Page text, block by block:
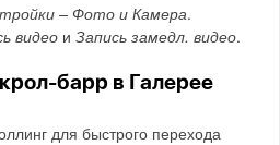
– Фото и Камера.
видео иЗапись замедл. видео.
барр в Галерее
для быстрого перехода